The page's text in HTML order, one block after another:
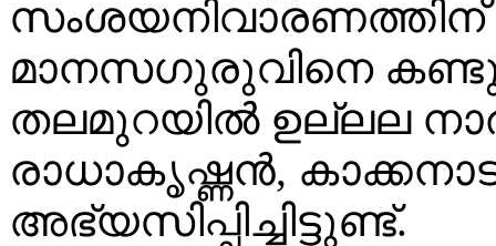
സംശയനിവാരണത്തിന്
മാനസഗുരുവിനെ
തലമുറയിൽ ഉല്ലല
രാധാകൃഷ്ണൻ,
അഭ്യസിപ്പിച്ചിട്ടുണ്ട്.